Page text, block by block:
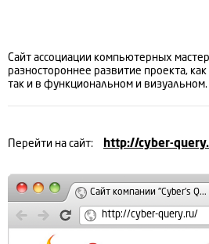
Сайт ассоциации компьютерных
разностороннее развитие проекта,
так и в функциональном и визуальном.
Перейти на сайт: http://cyber-
Сайт компании "Cyber's Q...
http://cyber-query.ru/